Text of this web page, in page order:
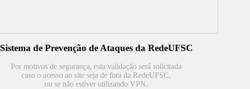
Sistema de Prevenção de Ataques da RedeUFSC
Por motivos de segurança, esta validação será solicitada
caso o acesso ao site seja de fora da RedeUFSC,
ou se não estiver utilizando VPN.